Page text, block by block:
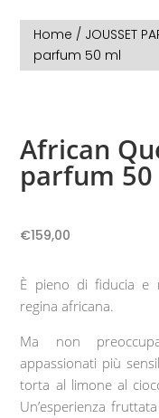
Home / JOUSSET
parfum 50 ml
African
parfum
€159,00
È pieno di fiducia e
regina africana.
Ma non
appassionati più
torta al limone al
Un’esperienza